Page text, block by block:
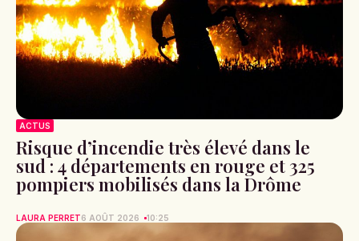
ACTUS
Risque d’incendie très élevé dans le
sud : 4 départements en rouge et 325
pompiers mobilisés dans la Drôme
LAURA PERRET6 AOÛT 2026 10:25